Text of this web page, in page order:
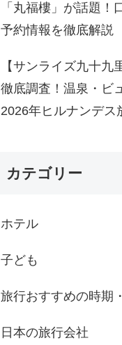
「丸福樓」が話題！
予約情報を徹底解説
【サンライズ九十九
徹底調査！温泉・ビ
2026年ヒルナンデス
カテゴリー
ホテル
子ども
旅行おすすめの時期
日本の旅行会社